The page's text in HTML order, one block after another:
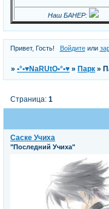
Наш БАНЕР:
Привет, Гость! Войдитеили
»•°•♥NaRUtO•°•♥ » Парк »
Страница:1
Саске Учиха
"Последний Учиха"